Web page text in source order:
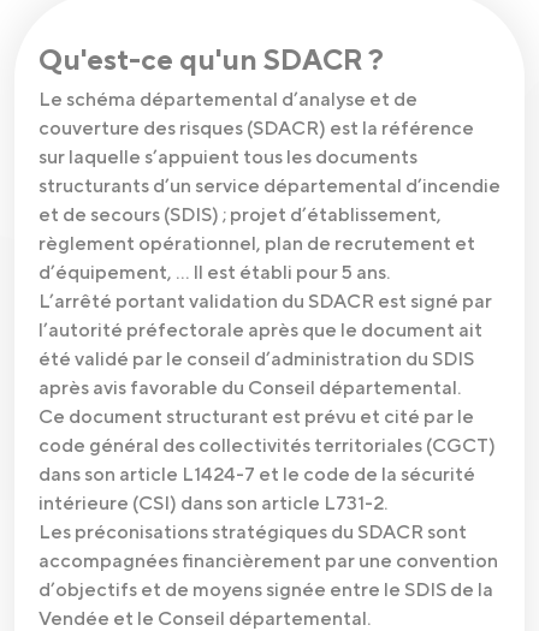
Qu'est-ce qu'un SDACR ?
Le schéma départemental d’analyse et de
couverture des risques (SDACR) est la référence
sur laquelle s’appuient tous les documents
structurants d’un service départemental d’incendie
et de secours (SDIS) ; projet d’établissement,
règlement opérationnel, plan de recrutement et
d’équipement, … Il est établi pour 5 ans.
L’arrêté portant validation du SDACR est signé par
l’autorité préfectorale après que le document ait
été validé par le conseil d’administration du SDIS
après avis favorable du Conseil départemental.
Ce document structurant est prévu et cité par le
code général des collectivités territoriales (CGCT)
dans son article L1424-7 et le code de la sécurité
intérieure (CSI) dans son article L731-2.
Les préconisations stratégiques du SDACR sont
accompagnées financièrement par une convention
d’objectifs et de moyens signée entre le SDIS de la
Vendée et le Conseil départemental.